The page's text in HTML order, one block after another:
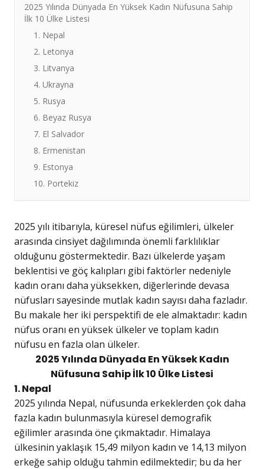
2025 Yılında Dünyada En Yüksek Kadın Nüfusuna Sahip
İlk 10 Ülke Listesi
1. Nepal
2. Letonya
3. Litvanya
4. Ukrayna
5. Rusya
6. Beyaz Rusya
7. El Salvador
8. Ermenistan
9. Estonya
10. Portekiz
2025 yılı itibarıyla, küresel nüfus eğilimleri, ülkeler
arasında cinsiyet dağılımında önemli farklılıklar
olduğunu göstermektedir. Bazı ülkelerde yaşam
beklentisi ve göç kalıpları gibi faktörler nedeniyle
kadın oranı daha yüksekken, diğerlerinde devasa
nüfusları sayesinde mutlak kadın sayısı daha fazladır.
Bu makale her iki perspektifi de ele almaktadır: kadın
nüfus oranı en yüksek ülkeler ve toplam kadın
nüfusu en fazla olan ülkeler.
2025 Yılında Dünyada En Yüksek Kadın
Nüfusuna Sahip İlk 10 Ülke Listesi
1. Nepal
2025 yılında Nepal, nüfusunda erkeklerden çok daha
fazla kadın bulunmasıyla küresel demografik
eğilimler arasında öne çıkmaktadır. Himalaya
ülkesinin yaklaşık 15,49 milyon kadın ve 14,13 milyon
erkeğe sahip olduğu tahmin edilmektedir; bu da her